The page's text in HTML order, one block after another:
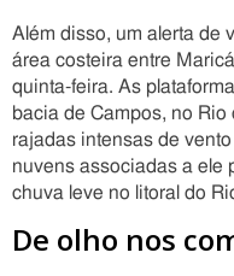
Além disso, um alerta de
área costeira entre
quinta-feira. As
bacia de Campos, no
rajadas intensas de
nuvens associadas a ele
chuva leve no litoral do
De olho nos